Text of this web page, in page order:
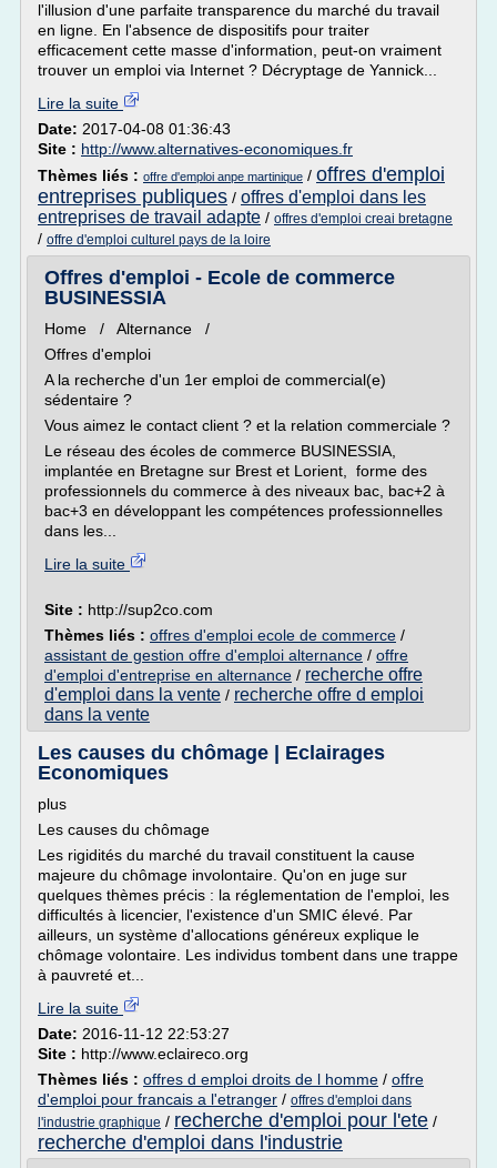
l'illusion d'une parfaite transparence du marché du travail
en ligne. En l'absence de dispositifs pour traiter
efficacement cette masse d'information, peut-on vraiment
trouver un emploi via Internet ? Décryptage de Yannick...
Lire la suite
Date: 2017-04-08 01:36:43
Site : http://www.alternatives-economiques.fr
Thèmes liés : offre d'emploi anpe martinique / offres d'emploi
entreprises publiques / offres d'emploi dans les
entreprises de travail adapte / offres d'emploi creai bretagne
/ offre d'emploi culturel pays de la loire
Offres d'emploi - Ecole de commerce
BUSINESSIA
Home / Alternance /
Offres d'emploi
A la recherche d'un 1er emploi de commercial(e)
sédentaire ?
Vous aimez le contact client ? et la relation commerciale ?
Le réseau des écoles de commerce BUSINESSIA,
implantée en Bretagne sur Brest et Lorient, forme des
professionnels du commerce à des niveaux bac, bac+2 à
bac+3 en développant les compétences professionnelles
dans les...
Lire la suite
Site : http://sup2co.com
Thèmes liés : offres d'emploi ecole de commerce /
assistant de gestion offre d'emploi alternance / offre
d'emploi d'entreprise en alternance / recherche offre
d'emploi dans la vente / recherche offre d emploi
dans la vente
Les causes du chômage | Eclairages
Economiques
plus
Les causes du chômage
Les rigidités du marché du travail constituent la cause
majeure du chômage involontaire. Qu'on en juge sur
quelques thèmes précis : la réglementation de l'emploi, les
difficultés à licencier, l'existence d'un SMIC élevé. Par
ailleurs, un système d'allocations généreux explique le
chômage volontaire. Les individus tombent dans une trappe
à pauvreté et...
Lire la suite
Date: 2016-11-12 22:53:27
Site : http://www.eclaireco.org
Thèmes liés : offres d emploi droits de l homme / offre
d'emploi pour francais a l'etranger / offres d'emploi dans
l'industrie graphique / recherche d'emploi pour l'ete /
recherche d'emploi dans l'industrie